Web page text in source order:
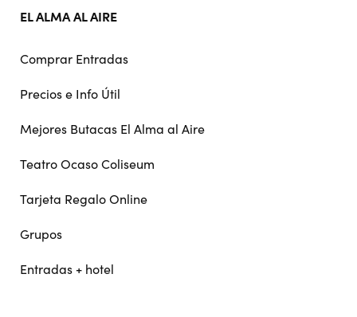
EL ALMA AL AIRE
Comprar Entradas
Precios e Info Útil
Mejores Butacas El Alma al Aire
Teatro Ocaso Coliseum
Tarjeta Regalo Online
Grupos
Entradas + hotel